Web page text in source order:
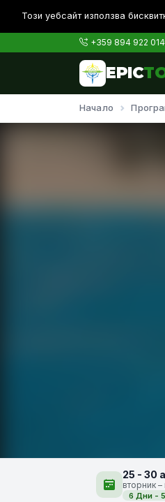
Този уебсайт използва
+359 894 922 014
EPIC
Начало
Остров25 - 30
вторник
6 Дни -